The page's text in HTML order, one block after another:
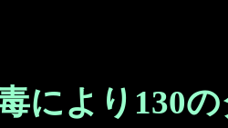
により 130